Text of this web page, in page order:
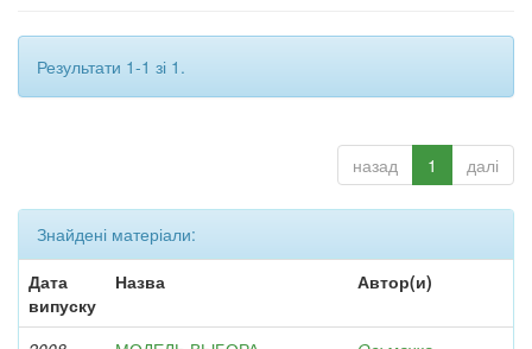
Результати 1-1 зі 1.
назад 1 далі
Знайдені матеріали:
Дата
випуску
Назва Автор(и)